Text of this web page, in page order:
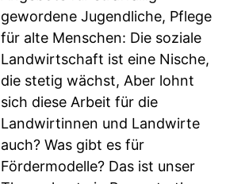
gewordene Jugendliche, Pflege
für alte Menschen: Die soziale
Landwirtschaft ist eine Nische,
die stetig wächst, Aber lohnt
sich diese Arbeit für die
Landwirtinnen und Landwirte
auch? Was gibt es für
Fördermodelle? Das ist unser